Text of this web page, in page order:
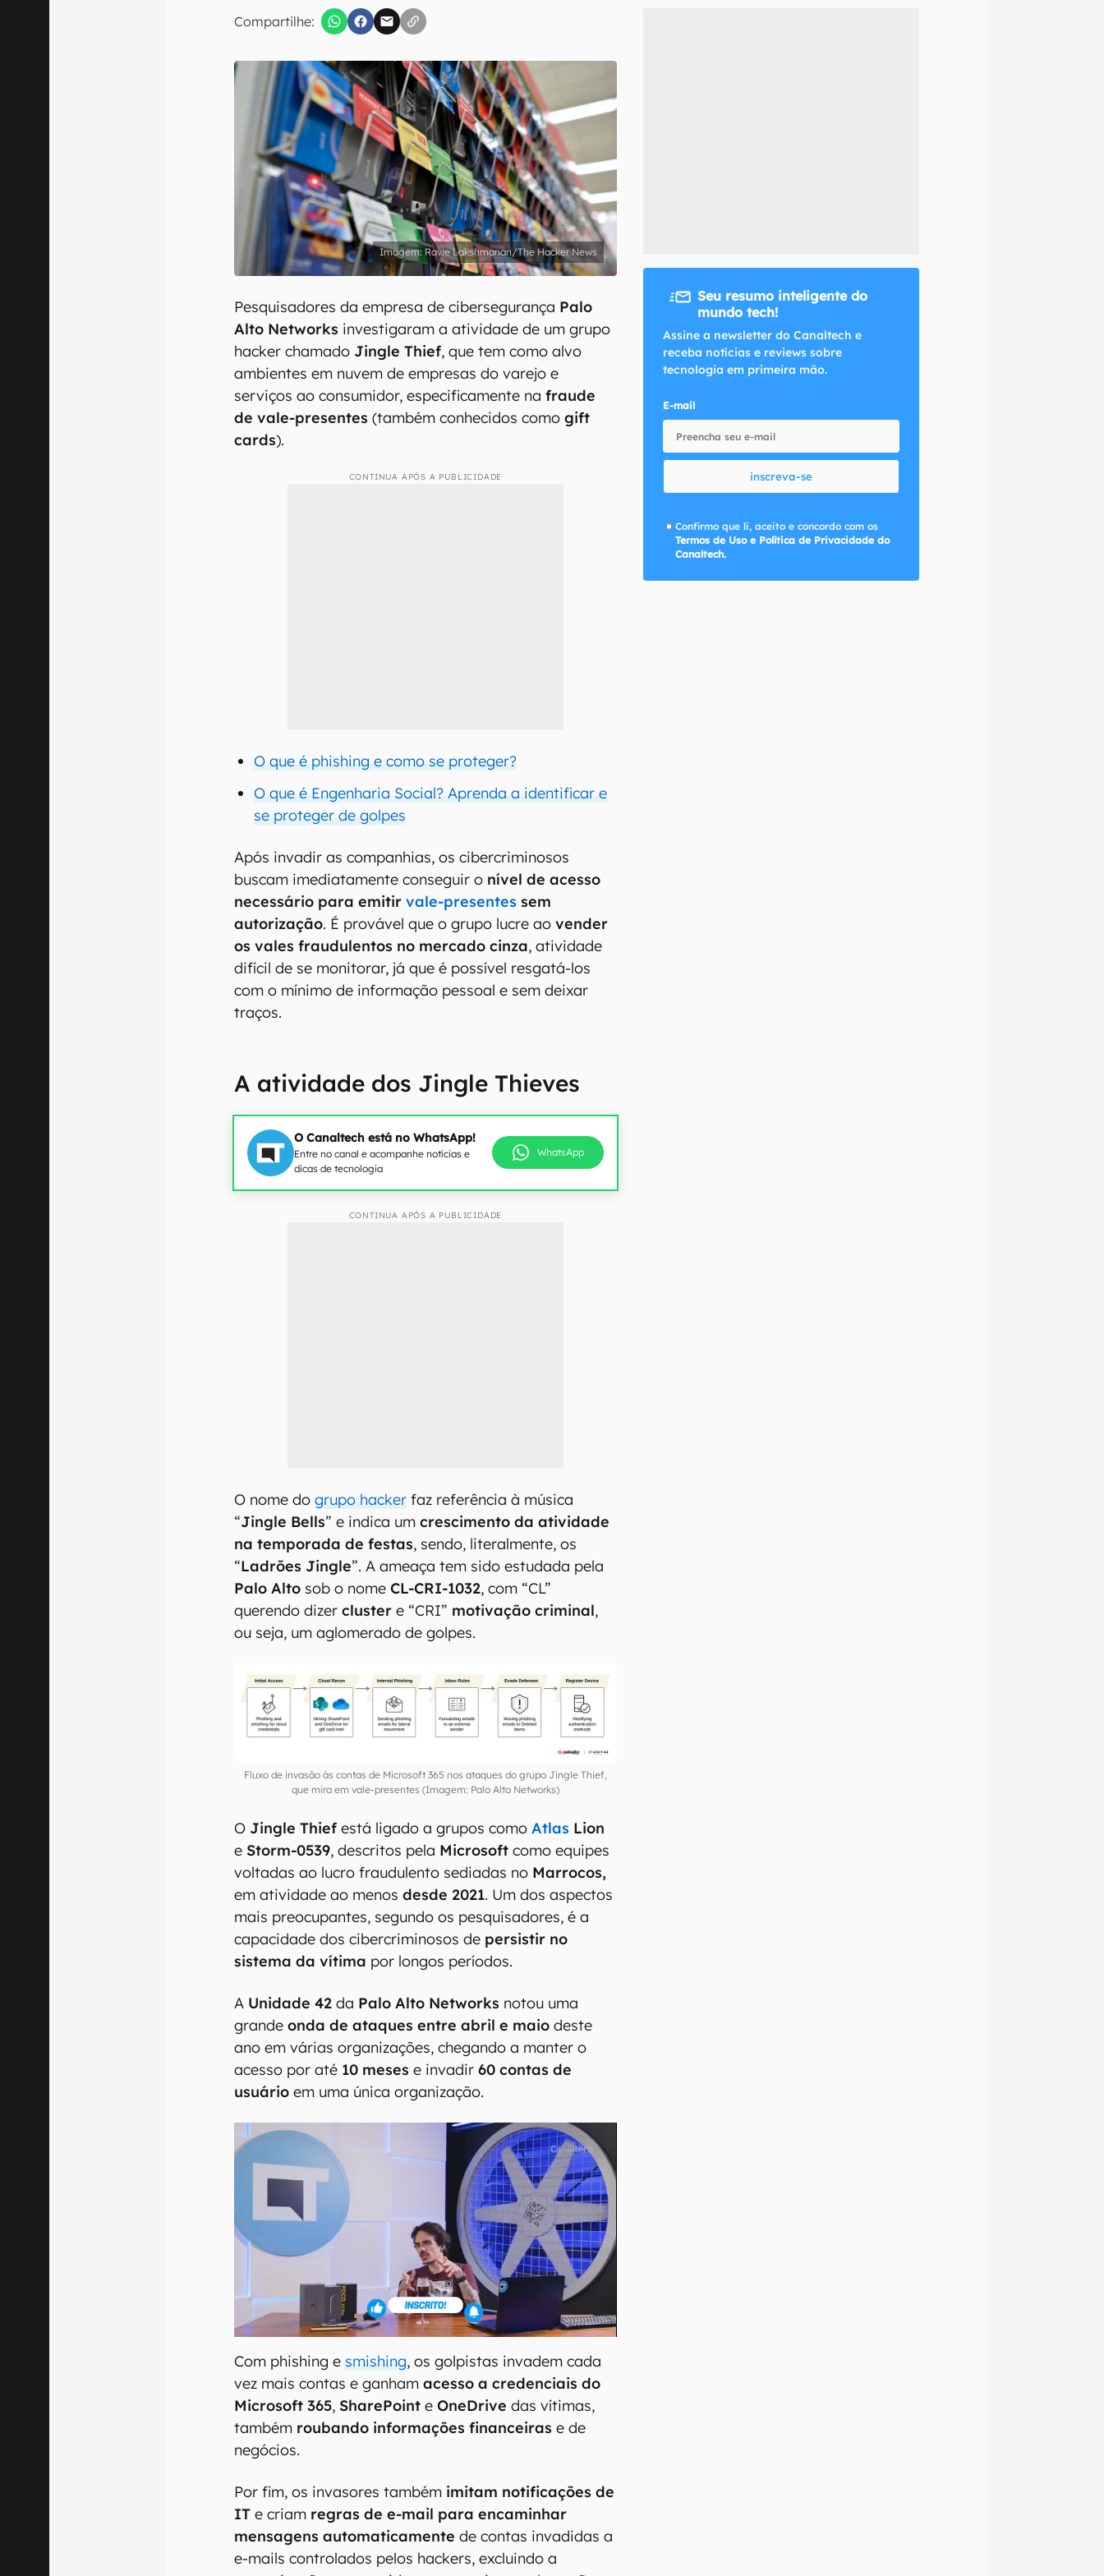
Compartilhe:
inscreva-se
Confirmo que li, aceito e concordo com os Termos de Uso e Política de Privacidade do Canaltech.
Ravie Lakshmanan/The Hacker News
Pesquisadores da empresa de cibersegurança Palo
Alto Networks investigaram a atividade de um grupo
hacker chamado Jingle Thief, que tem como alvo
ambientes em nuvem de empresas do varejo e
serviços ao consumidor, especificamente nafraude
de vale-presentes (também conhecidos comogift
cards).
CONTINUA APÓS A PUBLICIDADE
O que é phishing e como se proteger?
O que é Engenharia Social? Aprenda a identificar e
se proteger de golpes
Após invadir as companhias, os cibercriminosos
buscam imediatamente conseguir o nível de acesso
necessário para emitirvale-presentes sem
autorização. É provável que o grupo lucre aovender
os vales fraudulentos no mercado cinza, atividade
difícil de se monitorar, já que é possível resgatá-los
com o mínimo de informação pessoal e sem deixar
traços.
A atividade dos Jingle Thieves
O Canaltech está no WhatsApp!
Entre no canal e acompanhe notícias e
dicas de tecnologia
WhatsApp
CONTINUA APÓS A PUBLICIDADE
O nome dogrupo hacker faz referência à música
“Jingle Bells” e indica umcrescimento da atividade
na temporada de festas, sendo, literalmente, os
“Ladrões Jingle”. A ameaça tem sido estudada pela
Palo Alto sob o nomeCL-CRI-1032, com “CL”
querendo dizercluster e “CRI” motivação criminal,
ou seja, um aglomerado de golpes.
Fluxo de invasão às contas de Microsoft 365 nos ataques do grupo Jingle Thief,
que mira em vale-presentes (Imagem: Palo Alto Networks)
O Jingle Thief está ligado a grupos comoAtlas Lion
e Storm-0539, descritos pela Microsoft como equipes
voltadas ao lucro fraudulento sediadas no Marrocos,
em atividade ao menosdesde 2021. Um dos aspectos
mais preocupantes, segundo os pesquisadores, é a
capacidade dos cibercriminosos de persistir no
sistema da vítima por longos períodos.
A Unidade 42 da Palo Alto Networks notou uma
grandeonda de ataques entre abril e maio deste
ano em várias organizações, chegando a manter o
acesso por até 10 meses e invadir60 contas de
usuário em uma única organização.
Com phishing esmishing, os golpistas invadem cada
vez mais contas e ganhamacesso a credenciais do
Microsoft 365, SharePoint eOneDrive das vítimas,
também roubando informações financeiras e de
negócios.
Por fim, os invasores também imitam notificações de
IT e criam regras de e-mail para encaminhar
mensagens automaticamente de contas invadidas a
e-mails controlados pelos hackers, excluindo a
Seu resumo inteligente do
mundo tech!
Assine a newsletter do Canaltech e
receba notícias e reviews sobre
tecnologia em primeira mão.
E-mail
inscreva-se
Confirmo que li, aceito e concordo com os
Termos de Uso e Política de Privacidade do
Canaltech.